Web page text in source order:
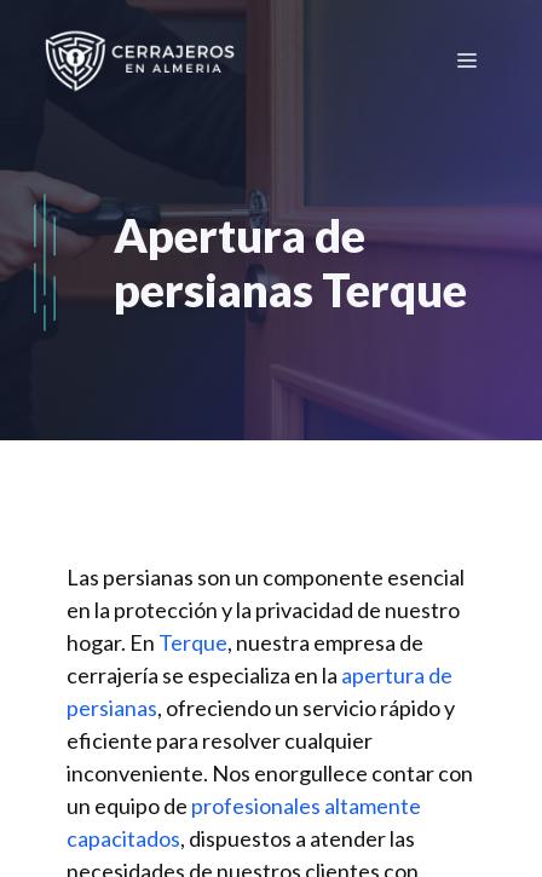
contenido
Menú
Apertura de
persianas Terque
Las persianas son un componente esencial
en la protección y la privacidad de nuestro
hogar. En Terque, nuestra empresa de
cerrajería se especializa en la apertura de
persianas, ofreciendo un servicio rápido y
eficiente para resolver cualquier
inconveniente. Nos enorgullece contar con
un equipo de profesionales altamente
capacitados, dispuestos a atender las
necesidades de nuestros clientes con